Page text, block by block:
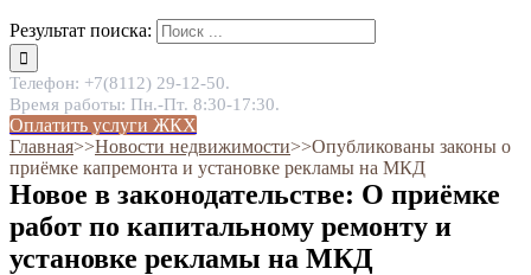
Результат поиска:
Телефон: +7(8112) 29-12-50.
Время работы: Пн.-Пт. 8:30-17:30.
Оплатить услуги ЖКХ
Главная˃˃Новости недвижимости˃˃Опубликованы законы о
приёмке капремонта и установке рекламы на МКД
Новое в законодательстве: О приёмке
работ по капитальному ремонту и
установке рекламы на МКД